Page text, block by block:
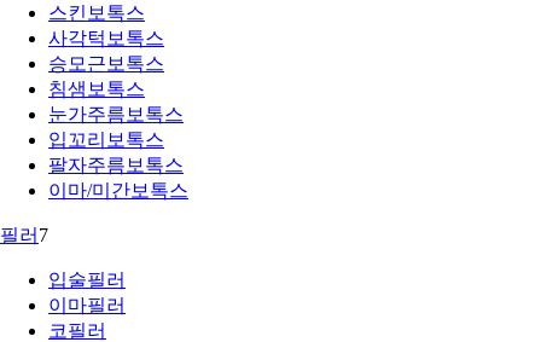
스킨보톡스
사각턱보톡스
승모근보톡스
침샘보톡스
눈가주름보톡스
입꼬리보톡스
팔자주름보톡스
이마/미간보톡스
필러 7
입술필러
이마필러
코필러